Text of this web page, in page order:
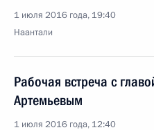
1 июля 2016 года, 19:40
Наантали
Рабочая встреча с
Артемьевым
1 июля 2016 года, 12:40